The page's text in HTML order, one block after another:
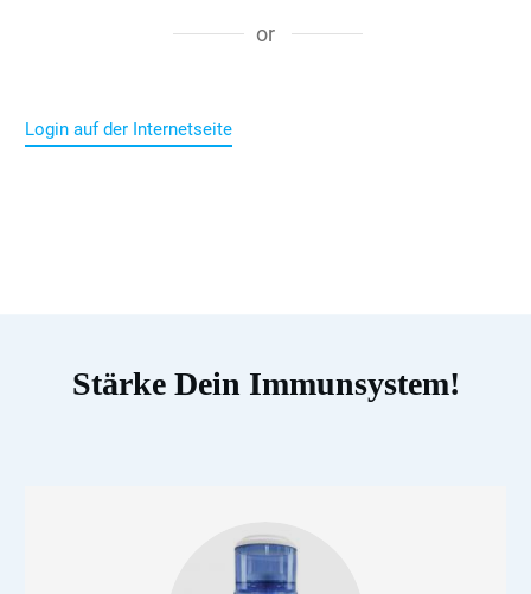
or
Login auf der Internetseite
Stärke Dein Immunsystem!